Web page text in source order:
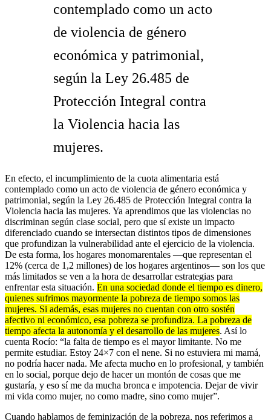
contemplado como un acto
de violencia de género
económica y patrimonial,
según la Ley 26.485 de
Protección Integral contra
la Violencia hacia las
mujeres.
En efecto, el incumplimiento de la cuota alimentaria está
contemplado como un acto de violencia de género económica y
patrimonial, según la Ley 26.485 de Protección Integral contra la
Violencia hacia las mujeres. Ya aprendimos que las violencias no
discriminan según clase social, pero que sí existe un impacto
diferenciado cuando se intersectan distintos tipos de dimensiones
que profundizan la vulnerabilidad ante el ejercicio de la violencia.
De esta forma, los hogares monomarentales —que representan el
12% (cerca de 1,2 millones) de los hogares argentinos— son los que
más limitados se ven a la hora de desarrollar estrategias para
enfrentar esta situación. En una sociedad donde el tiempo es dinero,
quienes sufrimos mayormente la pobreza de tiempo somos las
mujeres. Si además, esas mujeres no cuentan con otro sostén
afectivo ni económico, esa pobreza se profundiza. La pobreza de
tiempo afecta la autonomía y el desarrollo de las mujeres. Así lo
cuenta Rocío: “la falta de tiempo es el mayor limitante. No me
permite estudiar. Estoy 24×7 con el nene. Si no estuviera mi mamá,
no podría hacer nada. Me afecta mucho en lo profesional, y también
en lo social, porque dejo de hacer un montón de cosas que me
gustaría, y eso sí me da mucha bronca e impotencia. Dejar de vivir
mi vida como mujer, no como madre, sino como mujer”.
Cuando hablamos de feminización de la pobreza, nos referimos a